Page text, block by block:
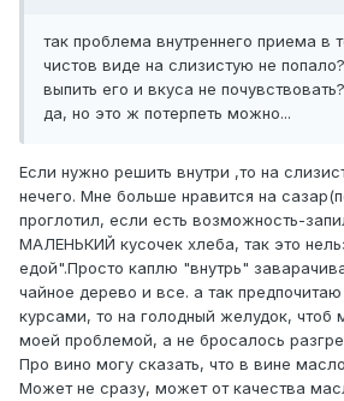
так проблема внутреннего приема в
чистов виде на слизистую не
выпить его и вкуса не
да, но это ж потерпеть можно...
Если нужно решить внутри ,то на
нечего. Мне больше нравится на
проглотил, если есть возможность-
МАЛЕНЬКИЙ кусочек хлеба, так это
едой".Просто каплю "внутрь"
чайное дерево и все. а так
курсами, то на голодный желудок, чтоб
моей проблемой, а не бросалось
Про вино могу сказать, что в вине
Может не сразу, может от качества